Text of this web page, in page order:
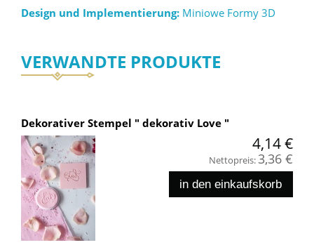
Design und Implementierung: Miniowe Formy 3D
VERWANDTE PRODUKTE
Dekorativer Stempel " dekorativ Love "
4,14 €
Nettopreis:3,36 €
in den einkaufskorb